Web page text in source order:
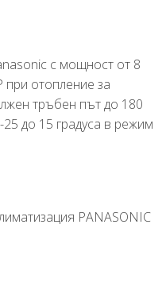
с мощност от 8
при отопление за
тръбен път до 180
до 15 градуса в режим